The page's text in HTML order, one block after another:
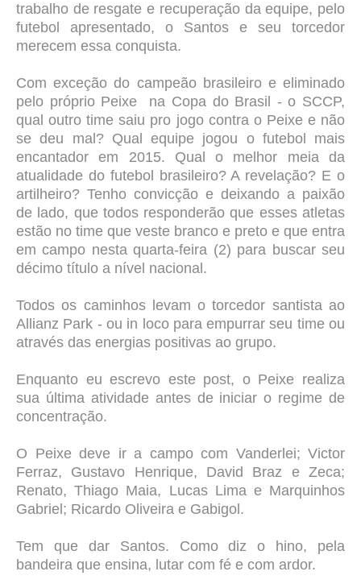
trabalho de resgate e recuperação da equipe, pelo
futebol apresentado, o Santos e seu torcedor
merecem essa conquista.
Com exceção do campeão brasileiro e eliminado
pelo próprio Peixe na Copa do Brasil - o SCCP,
qual outro time saiu pro jogo contra o Peixe e não
se deu mal? Qual equipe jogou o futebol mais
encantador em 2015. Qual o melhor meia da
atualidade do futebol brasileiro? A revelação? E o
artilheiro? Tenho convicção e deixando a paixão
de lado, que todos responderão que esses atletas
estão no time que veste branco e preto e que entra
em campo nesta quarta-feira (2) para buscar seu
décimo título a nível nacional.
Todos os caminhos levam o torcedor santista ao
Allianz Park - ou in loco para empurrar seu time ou
através das energias positivas ao grupo.
Enquanto eu escrevo este post, o Peixe realiza
sua última atividade antes de iniciar o regime de
concentração.
O Peixe deve ir a campo com Vanderlei; Victor
Ferraz, Gustavo Henrique, David Braz e Zeca;
Renato, Thiago Maia, Lucas Lima e Marquinhos
Gabriel; Ricardo Oliveira e Gabigol.
Tem que dar Santos. Como diz o hino, pela
bandeira que ensina, lutar com fé e com ardor.